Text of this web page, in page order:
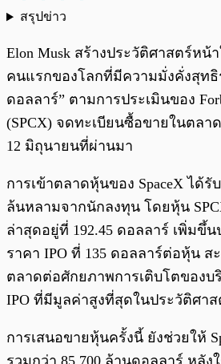
สรุปข่าว
Elon Musk สร้างประวัติศาสตร์หน้
คนแรกของโลกที่มีความมั่งคั่งสุท
ดอลลาร์” ตามการประเมินของ
(SPCX) จดทะเบียนซื้อขายในตลา
12 มิถุนายนที่ผ่านมา
การเข้าตลาดหุ้นของ SpaceX ได้รั
ล้นหลามจากนักลงทุน โดยหุ้น
ล่าสุดอยู่ที่ 192.45 ดอลลาร์ เพิ่มขึ้
ราคา IPO ที่ 135 ดอลลาร์ต่อหุ้น
ตลาดต่อศักยภาพการเติบโตของบ
IPO ที่มีมูลค่าสูงที่สุดในประวัติศา
การเสนอขายหุ้นครั้งนี้ ยังช่วยให้